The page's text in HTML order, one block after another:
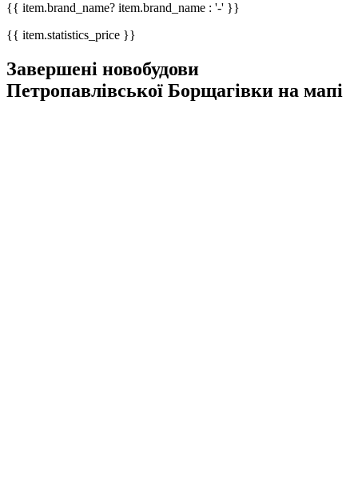
{{ item.brand_name? item.brand_name : '-' }}
{{ item.statistics_price }}
Завершені новобудови
Петропавлівської Борщагівки на мапі